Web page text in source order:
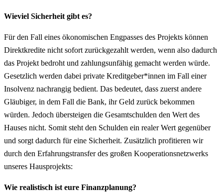
Wieviel Sicherheit gibt es?
Für den Fall eines ökonomischen Engpasses des Projekts können
Direktkredite nicht sofort zurückgezahlt werden, wenn also dadurch
das Projekt bedroht und zahlungsunfähig gemacht werden würde.
Gesetzlich werden dabei private Kreditgeber*innen im Fall einer
Insolvenz nachrangig bedient. Das bedeutet, dass zuerst andere
Gläubiger, in dem Fall die Bank, ihr Geld zurück bekommen
würden. Jedoch übersteigen die Gesamtschulden den Wert des
Hauses nicht. Somit steht den Schulden ein realer Wert gegenüber
und sorgt dadurch für eine Sicherheit. Zusätzlich profitieren wir
durch den Erfahrungstransfer des großen Kooperationsnetzwerks
unseres Hausprojekts:
Wie realistisch ist eure Finanzplanung?